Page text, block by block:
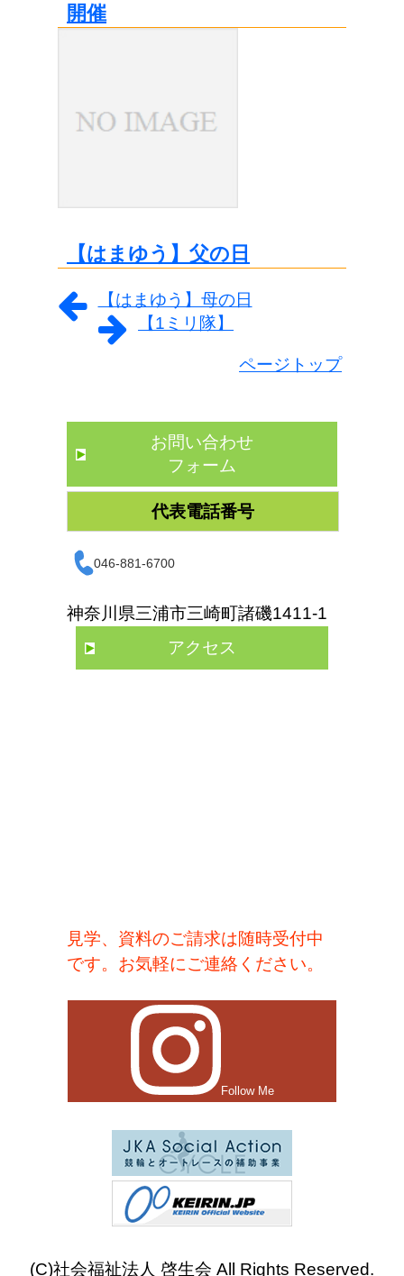
開催
【はまゆう】父の日
【はまゆう】母の日
【1ミリ隊】
ページトップ
お問い合わせ
フォーム
代表電話番号
046-881-6700
神奈川県三浦市三崎町諸磯1411-1
アクセス
見学、資料のご請求は随時受付中
です。お気軽にご連絡ください。
Follow Me
(C)社会福祉法人 啓生会 All Rights Reserved.